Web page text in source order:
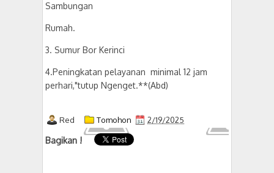
Sambungan
Rumah.
3. Sumur Bor Kerinci
4.Peningkatan pelayanan minimal 12 jam
perhari,"tutup Ngenget.**(Abd)
Red Tomohon 2/19/2025
Bagikan !